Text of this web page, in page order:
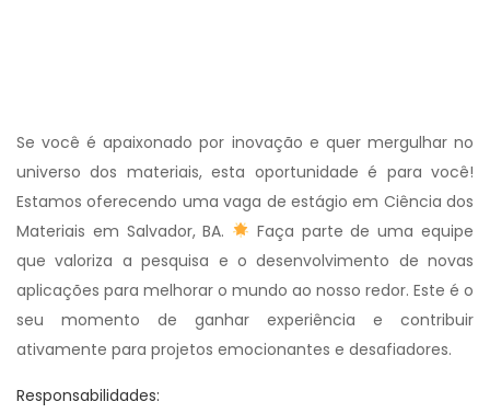
Se você é apaixonado por inovação e quer mergulhar no
universo dos materiais, esta oportunidade é para você!
Estamos oferecendo uma vaga de estágio em Ciência dos
Materiais em Salvador, BA.
Faça parte de uma equipe
que valoriza a pesquisa e o desenvolvimento de novas
aplicações para melhorar o mundo ao nosso redor. Este é o
seu momento de ganhar experiência e contribuir
ativamente para projetos emocionantes e desafiadores.
Responsabilidades: